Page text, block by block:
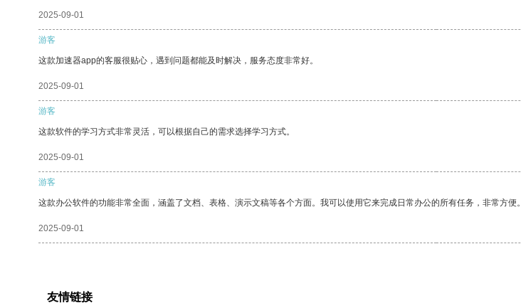
2025-09-01
游客
这款加速器app的客服很贴心，遇到问题都能及时解决，服务态度非常好。
2025-09-01
游客
这款软件的学习方式非常灵活，可以根据自己的需求选择学习方式。
2025-09-01
游客
这款办公软件的功能非常全面，涵盖了文档、表格、演示文稿等各个方面。我可以使用它来完成日常办公的所有任务，非常方便。
2025-09-01
友情链接